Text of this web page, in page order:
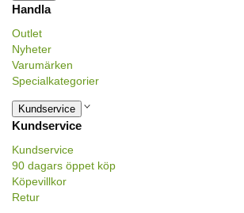
Handla
Outlet
Nyheter
Varumärken
Specialkategorier
Kundservice
Kundservice
Kundservice
90 dagars öppet köp
Köpevillkor
Retur